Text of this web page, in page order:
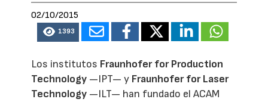
02/10/2015
1393
Los institutos Fraunhofer for Production
Technology —IPT— y Fraunhofer for Laser
Technology —ILT— han fundado el ACAM